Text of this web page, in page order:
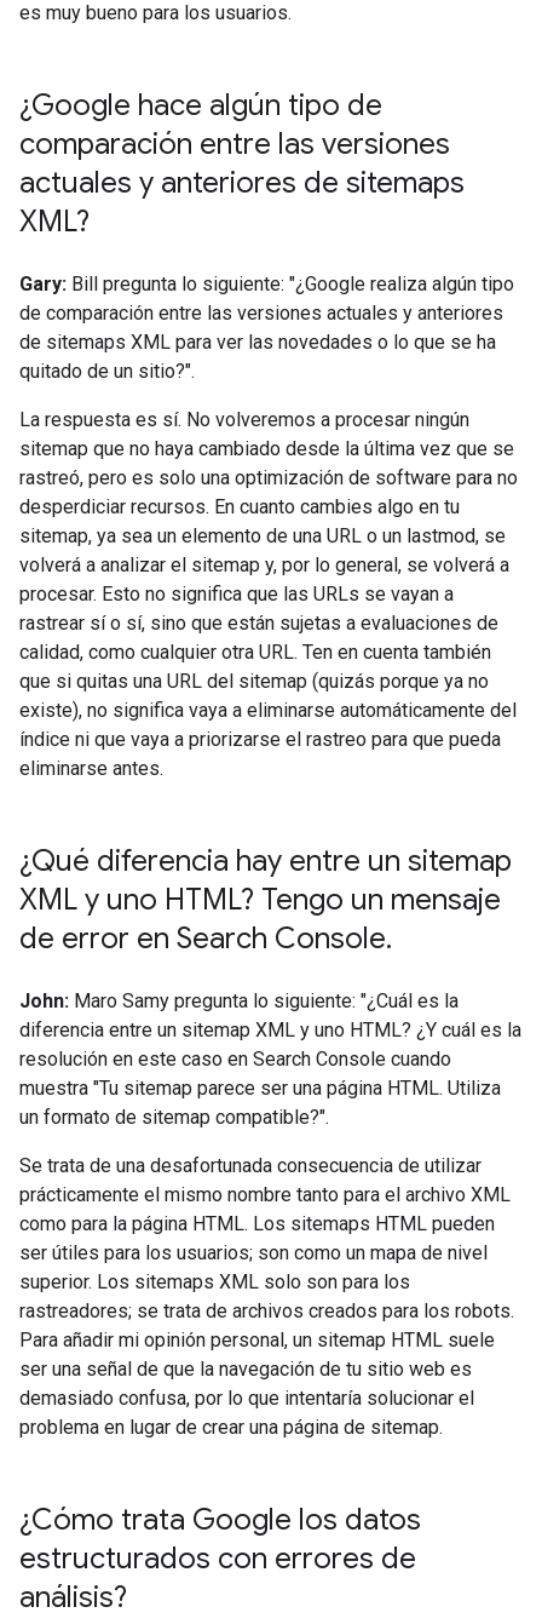
es muy bueno para los usuarios.
¿Google hace algún tipo de
comparación entre las versiones
actuales y anteriores de sitemaps
XML?
Gary: Bill pregunta lo siguiente: "¿Google realiza algún tipo
de comparación entre las versiones actuales y anteriores
de sitemaps XML para ver las novedades o lo que se ha
quitado de un sitio?".
La respuesta es sí. No volveremos a procesar ningún
sitemap que no haya cambiado desde la última vez que se
rastreó, pero es solo una optimización de software para no
desperdiciar recursos. En cuanto cambies algo en tu
sitemap, ya sea un elemento de una URL o un lastmod, se
volverá a analizar el sitemap y, por lo general, se volverá a
procesar. Esto no significa que las URLs se vayan a
rastrear sí o sí, sino que están sujetas a evaluaciones de
calidad, como cualquier otra URL. Ten en cuenta también
que si quitas una URL del sitemap (quizás porque ya no
existe), no significa vaya a eliminarse automáticamente del
índice ni que vaya a priorizarse el rastreo para que pueda
eliminarse antes.
¿Qué diferencia hay entre un sitemap
XML y uno HTML? Tengo un mensaje
de error en Search Console.
John: Maro Samy pregunta lo siguiente: "¿Cuál es la
diferencia entre un sitemap XML y uno HTML? ¿Y cuál es la
resolución en este caso en Search Console cuando
muestra "Tu sitemap parece ser una página HTML. Utiliza
un formato de sitemap compatible?".
Se trata de una desafortunada consecuencia de utilizar
prácticamente el mismo nombre tanto para el archivo XML
como para la página HTML. Los sitemaps HTML pueden
ser útiles para los usuarios; son como un mapa de nivel
superior. Los sitemaps XML solo son para los
rastreadores; se trata de archivos creados para los robots.
Para añadir mi opinión personal, un sitemap HTML suele
ser una señal de que la navegación de tu sitio web es
demasiado confusa, por lo que intentaría solucionar el
problema en lugar de crear una página de sitemap.
¿Cómo trata Google los datos
estructurados con errores de
análisis?